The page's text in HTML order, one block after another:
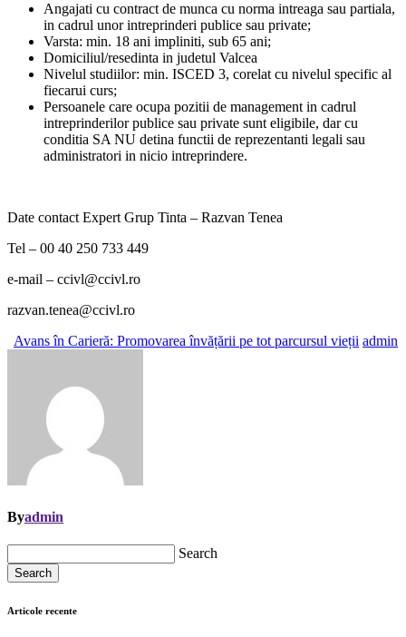
Angajati cu contract de munca cu norma intreaga sau partiala,
in cadrul unor intreprinderi publice sau private;
Varsta: min. 18 ani impliniti, sub 65 ani;
Domiciliul/resedinta in judetul Valcea
Nivelul studiilor: min. ISCED 3, corelat cu nivelul specific al
fiecarui curs;
Persoanele care ocupa pozitii de management in cadrul
intreprinderilor publice sau private sunt eligibile, dar cu
conditia SA NU detina functii de reprezentanti legali sau
administratori in nicio intreprindere.
Date contact Expert Grup Tinta – Razvan Tenea
Tel – 00 40 250 733 449
e-mail – ccivl@ccivl.ro
razvan.tenea@ccivl.ro
Avans în Carieră: Promovarea învățării pe tot parcursul vieții admin
Byadmin
Search
Search
Articole recente